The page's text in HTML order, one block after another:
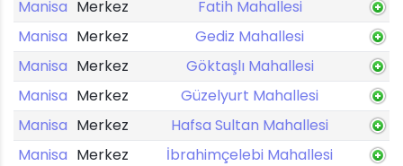
Manisa Merkez
Fatih Mahallesi
Manisa Merkez
Gediz Mahallesi
Manisa Merkez
Göktaşlı Mahallesi
Manisa Merkez
Güzelyurt Mahallesi
Manisa Merkez
Hafsa Sultan Mahallesi
Manisa Merkez
İbrahimçelebi Mahallesi